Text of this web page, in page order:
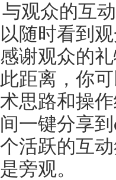
观众的互
随时看到
谢观众的
距离，你
思路和操
一键分享
活跃的互
旁观。